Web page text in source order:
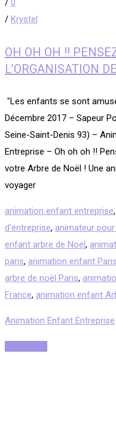
/ 0
/ Krystel
OH OH OH !!
L’ORGANISATION
"Les enfants se sont
Décembre 2017 – Sapeur
Seine-Saint-Denis 93) –
Entreprise – Oh oh oh !!
votre Arbre de Noël ! Une
voyager
animation enfant entreprise,
d'entreprise, animateur
enfant arbre de Noel,
paris, animation enfant Paris
arbre de noël Paris,
France, animation enfant
Animation Enfant Entreprise